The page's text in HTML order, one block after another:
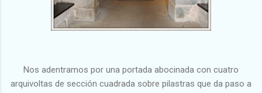
Nos adentramos por una portada abocinada con cuatro
arquivoltas de sección cuadrada sobre pilastras que da paso a